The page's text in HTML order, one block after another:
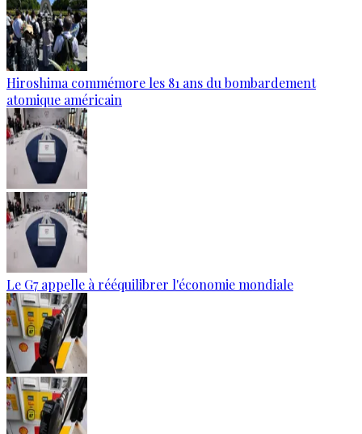
Hiroshima commémore les 81 ans du bombardement
atomique américain
Le G7 appelle à rééquilibrer l'économie mondiale